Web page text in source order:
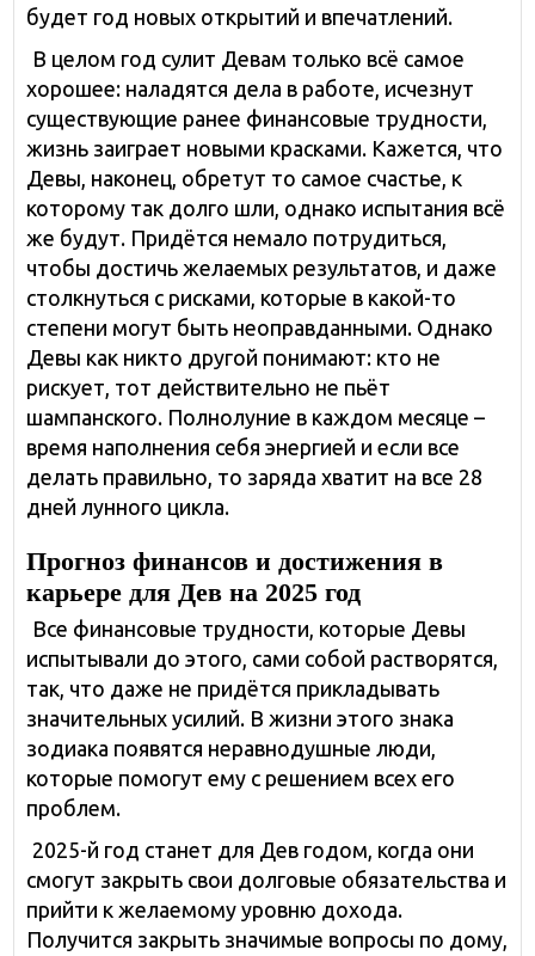
будет год новых открытий и впечатлений.
В целом год сулит Девам только всё самое
хорошее: наладятся дела в работе, исчезнут
существующие ранее финансовые трудности,
жизнь заиграет новыми красками. Кажется, что
Девы, наконец, обретут то самое счастье, к
которому так долго шли, однако испытания всё
же будут. Придётся немало потрудиться,
чтобы достичь желаемых результатов, и даже
столкнуться с рисками, которые в какой-то
степени могут быть неоправданными. Однако
Девы как никто другой понимают: кто не
рискует, тот действительно не пьёт
шампанского. Полнолуние в каждом месяце –
время наполнения себя энергией и если все
делать правильно, то заряда хватит на все 28
дней лунного цикла.
Прогноз финансов и достижения в
карьере для Дев на 2025 год
Все финансовые трудности, которые Девы
испытывали до этого, сами собой растворятся,
так, что даже не придётся прикладывать
значительных усилий. В жизни этого знака
зодиака появятся неравнодушные люди,
которые помогут ему с решением всех его
проблем.
2025-й год станет для Дев годом, когда они
смогут закрыть свои долговые обязательства и
прийти к желаемому уровню дохода.
Получится закрыть значимые вопросы по дому,